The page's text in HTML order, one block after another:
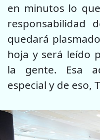
en minutos lo
responsabilidad
quedará
hoja y será leído
la gente. Esa
especial y de eso,